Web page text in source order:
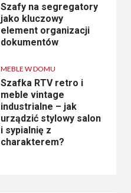
Szafy na segregatory
jako kluczowy
element organizacji
dokumentów
MEBLE W DOMU
Szafka RTV retro i
meble vintage
industrialne – jak
urządzić stylowy salon
i sypialnię z
charakterem?